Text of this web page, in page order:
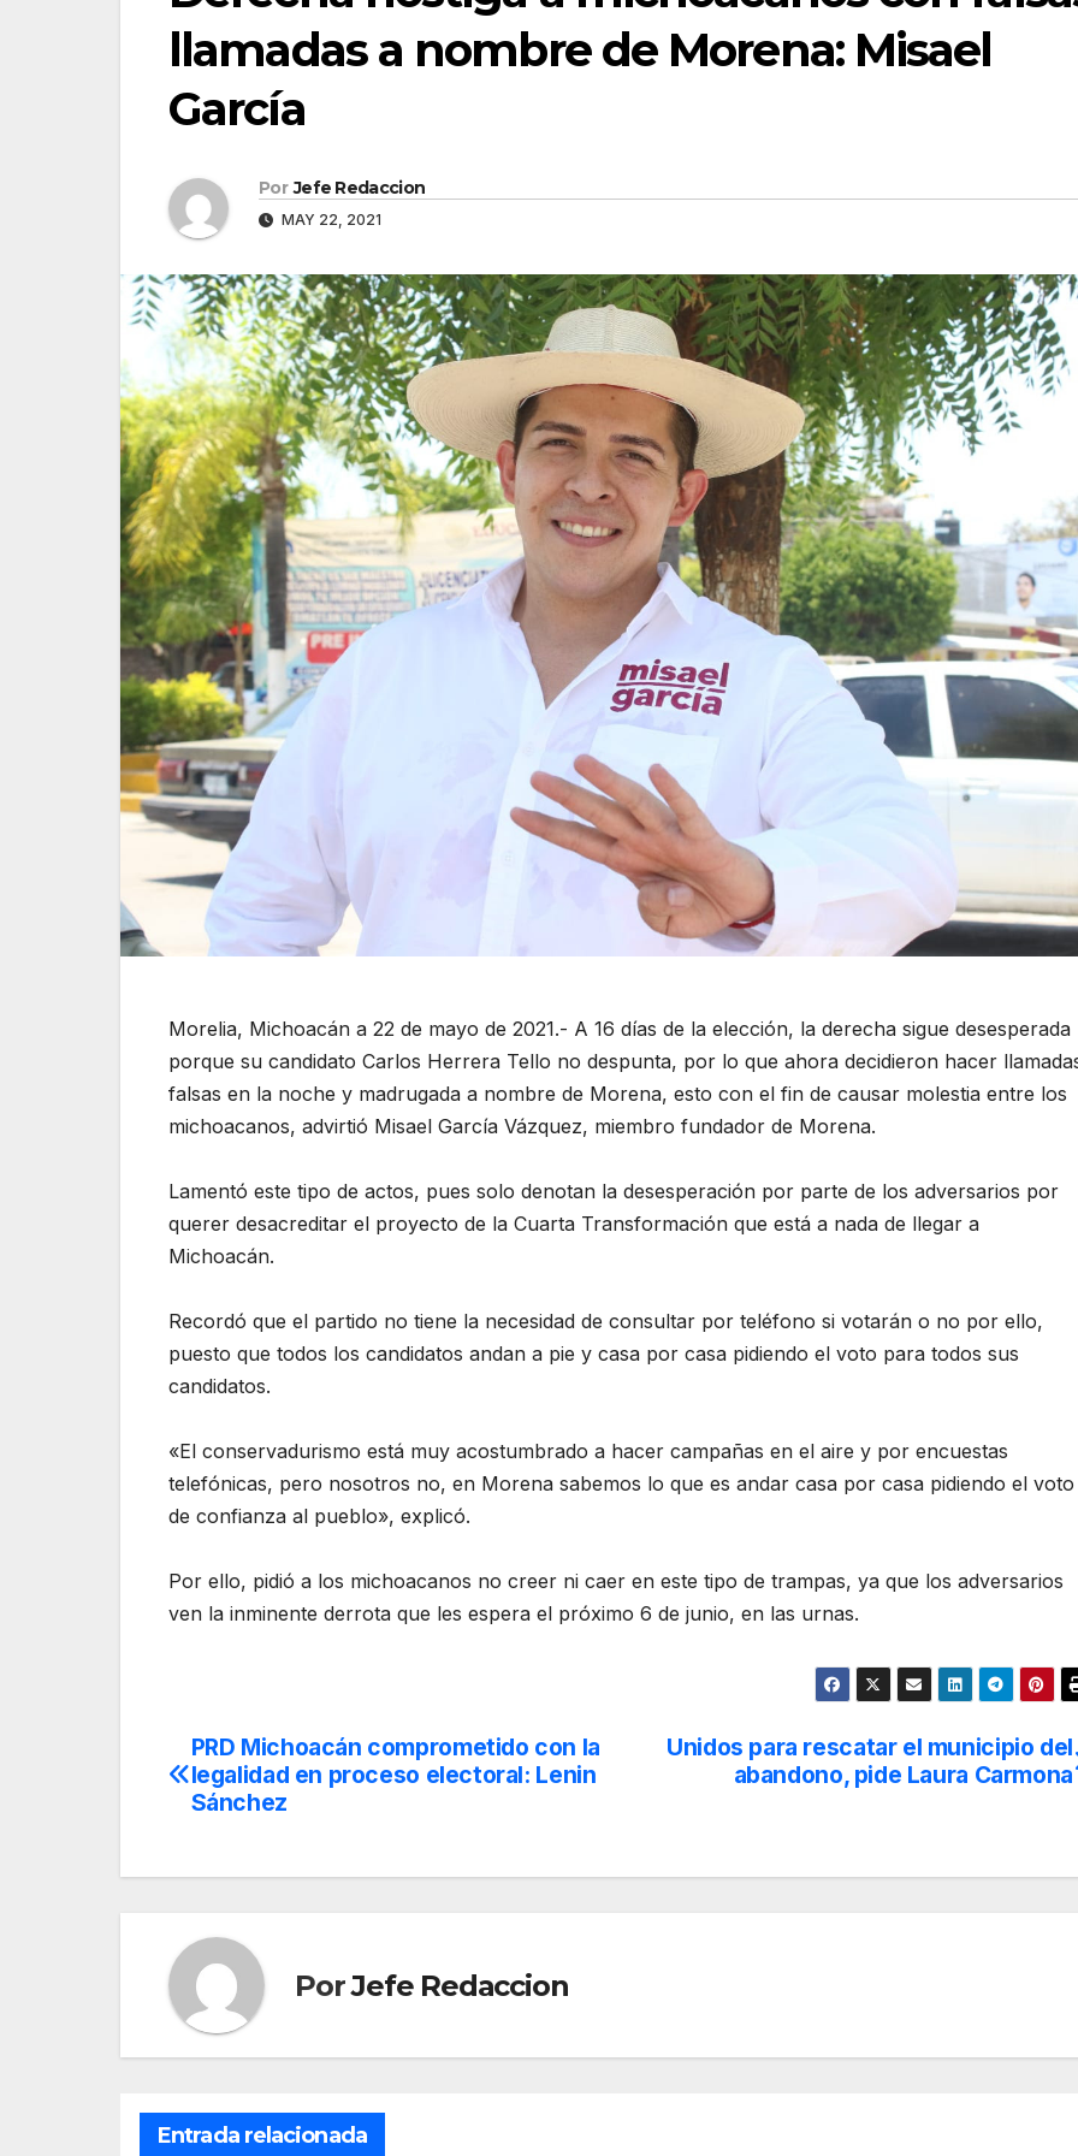
llamadas a nombre de Morena: Misael
García
Por Jefe Redaccion
MAY 22, 2021
Morelia, Michoacán a 22 de mayo de 2021.- A 16 días de la elección, la derecha sigue desesperada
porque su candidato Carlos Herrera Tello no despunta, por lo que ahora decidieron hacer
falsas en la noche y madrugada a nombre de Morena, esto con el fin de causar molestia entre los
michoacanos, advirtió Misael García Vázquez, miembro fundador de Morena.
Lamentó este tipo de actos, pues solo denotan la desesperación por parte de los adversarios por
querer desacreditar el proyecto de la Cuarta Transformación que está a nada de llegar a
Michoacán.
Recordó que el partido no tiene la necesidad de consultar por teléfono si votarán o no por ello,
puesto que todos los candidatos andan a pie y casa por casa pidiendo el voto para todos sus
candidatos.
«El conservadurismo está muy acostumbrado a hacer campañas en el aire y por encuestas
telefónicas, pero nosotros no, en Morena sabemos lo que es andar casa por casa pidiendo el voto
de confianza al pueblo», explicó.
Por ello, pidió a los michoacanos no creer ni caer en este tipo de trampas, ya que los adversarios
ven la inminente derrota que les espera el próximo 6 de junio, en las urnas.
Navegación
de
Unidos para rescatar el municipio del
abandono, pide Laura Carmona
PRD Michoacán comprometido con la
legalidad en proceso electoral: Lenin
Sánchez
PorJefe Redaccion
Entrada relacionada